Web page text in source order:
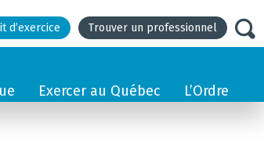
d’exercice Trouver un professionnel
Exercer au Québec L’Ordre